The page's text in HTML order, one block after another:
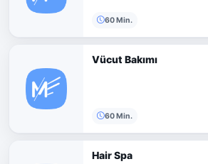
60 Min.
Vücut Bakımı
60 Min.
Hair Spa